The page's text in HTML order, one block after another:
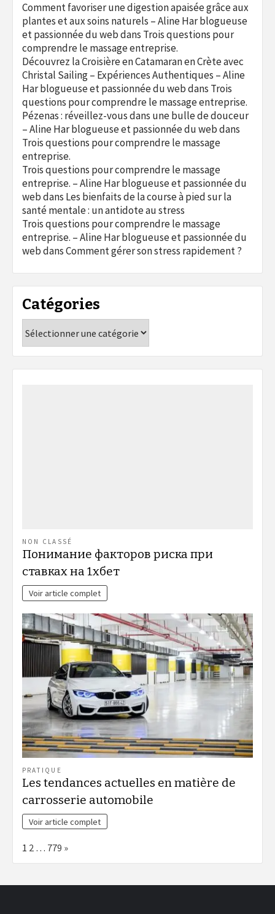
Comment favoriser une digestion apaisée grâce aux
plantes et aux soins naturels – Aline Har blogueuse
et passionnée du webdans Trois questions pour
comprendre le massage entreprise.
Découvrez la Croisière en Catamaran en Crète avec
Christal Sailing – Expériences Authentiques – Aline
Har blogueuse et passionnée du webdans Trois
questions pour comprendre le massage entreprise.
Pézenas : réveillez-vous dans une bulle de douceur
– Aline Har blogueuse et passionnée du webdans
Trois questions pour comprendre le massage
entreprise.
Trois questions pour comprendre le massage
entreprise. – Aline Har blogueuse et passionnée du
webdans Les bienfaits de la course à pied sur la
santé mentale : un antidote au stress
Trois questions pour comprendre le massage
entreprise. – Aline Har blogueuse et passionnée du
webdansComment gérer son stress rapidement ?
Catégories
NON CLASSÉ
Понимание факторов риска при
ставках на 1хбет
Voir article complet
PRATIQUE
Les tendances actuelles en matière de
carrosserie automobile
Voir article complet
Page:
1 2 … 779 Next
»